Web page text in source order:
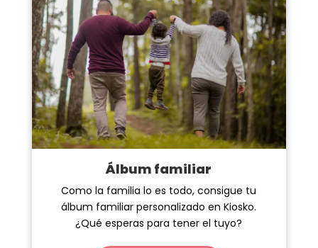
Álbum familiar
Como la familia lo es todo, consigue tu
álbum familiar personalizado en Kiosko.
¿Qué esperas para tener el tuyo?